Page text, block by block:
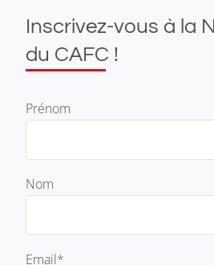
Inscrivez-vous à la
du CAFC !
Prénom
Nom
Email*